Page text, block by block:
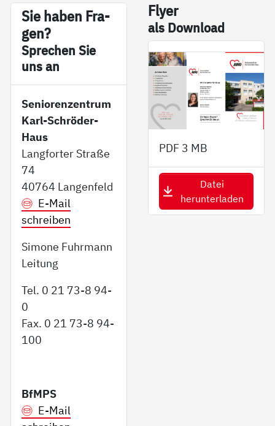
Sie ha­ben Fra­
gen?
Sp­re­chen Sie
uns an
Seniorenzentrum
Karl-Schröder-
Haus
Langforter Straße
74
40764 Langenfeld
E-Mail
schreiben
Simone Fuhrmann
Leitung
Tel. 0 21 73-8 94-
0
Fax. 0 21 73-8 94-
100
BfMPS
E-Mail
Fly­er
als Down­load
PDF 3 MB
Datei
herunterladen